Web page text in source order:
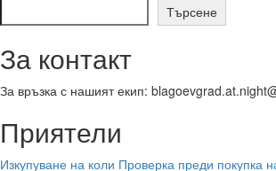
Търсене
За контакт
За връзка с нашият екип:
Приятели
Изкупуване на коли Проверка преди покупка